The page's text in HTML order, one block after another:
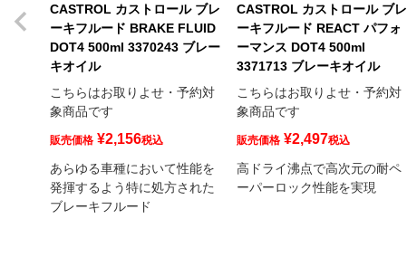
CASTROL カストロール ブレ
ーキフルード BRAKE FLUID
DOT4 500ml 3370243 ブレー
キオイル
こちらはお取りよせ・予約対
象商品です
販売価格 ¥2,156税込
あらゆる車種において性能を
発揮するよう特に処方された
ブレーキフルード
CASTROL カストロール ブレ
ーキフルード REACT パフォ
ーマンス DOT4 500ml
3371713 ブレーキオイル
こちらはお取りよせ・予約対
象商品です
販売価格 ¥2,497税込
高ドライ沸点で高次元の耐ペ
ーパーロック性能を実現